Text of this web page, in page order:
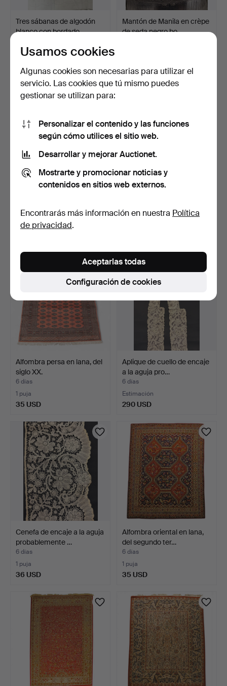
Tres sábanas de algodón
blanco con bordado…
Estimación
Mantón de Manila en crèpe
de seda negro bo…
6 días
1 puja
6 días
Alfombra persa en lana, del
siglo XX.
6 días
1 puja
35 USD
Aplique de cuello de encaje
a la aguja pro…
6 días
Estimación
290 USD
Cenefa de encaje a la aguja
probablemente …
6 días
1 puja
36 USD
Alfombra oriental en lana,
del segundo ter…
6 días
1 puja
35 USD
Usamos cookies
Algunas cookies son necesarias para utilizar el
servicio. Las cookies que tú mismo puedes
gestionar se utilizan para:
Personalizar el contenido y las funciones
según cómo utilices el sitio web.
Desarrollar y mejorar Auctionet.
Mostrarte y promocionar noticias y
contenidos en sitios web externos.
Encontrarás más información en nuestra Política
de privacidad.
Configuración de cookies
Aceptarlas todas